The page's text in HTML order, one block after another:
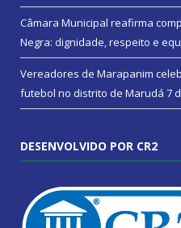
Câmara Municipal reafirma
Negra: dignidade, respeito e
Vereadores de Marapanim
futebol no distrito de Marudá 7
DESENVOLVIDO POR CR2